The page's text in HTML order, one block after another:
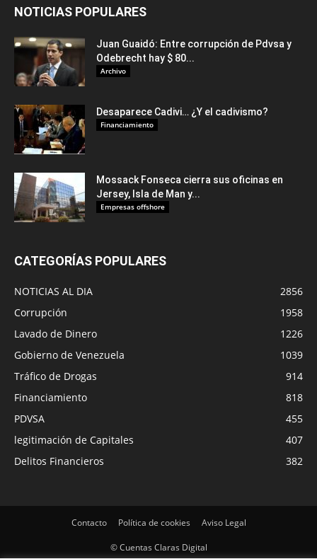
NOTICIAS POPULARES
Juan Guaidó: Entre corrupción de Pdvsa y
Odebrecht hay $ 80...
Archivo
Desaparece Cadivi… ¿Y el cadivismo?
Financiamiento
Mossack Fonseca cierra sus oficinas en
Jersey, Isla de Man y...
Empresas offshore
CATEGORÍAS POPULARES
NOTICIAS AL DIA
2856
Corrupción
1958
Lavado de Dinero
1226
Gobierno de Venezuela
1039
Tráfico de Drogas
914
Financiamiento
818
PDVSA
455
legitimación de Capitales
407
Delitos Financieros
382
Contacto Política de cookies Aviso Legal
© Cuentas Claras Digital